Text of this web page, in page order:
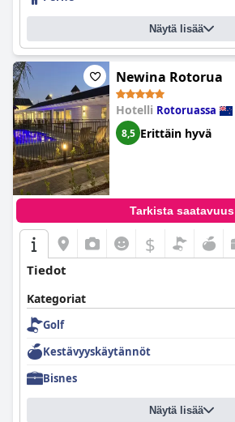
Näytä lisää
Newina Rotorua
Hotelli Rotoruassa
8,5 Erittäin hyvä
Tarkista saatavuus
$
Tiedot
Kategoriat
Golf
Kestävyyskäytännöt
Bisnes
Näytä lisää